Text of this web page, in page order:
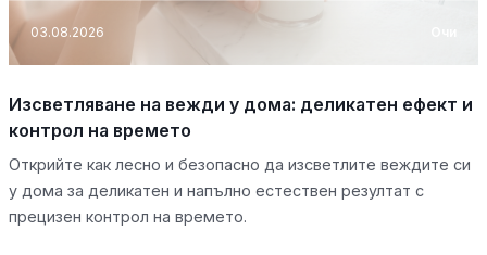
03.08.2026
Изсветляване на вежди у дома: деликатен ефект и
контрол на времето
Открийте как лесно и безопасно да изсветлите веждите си
у дома за деликатен и напълно естествен резултат с
прецизен контрол на времето.